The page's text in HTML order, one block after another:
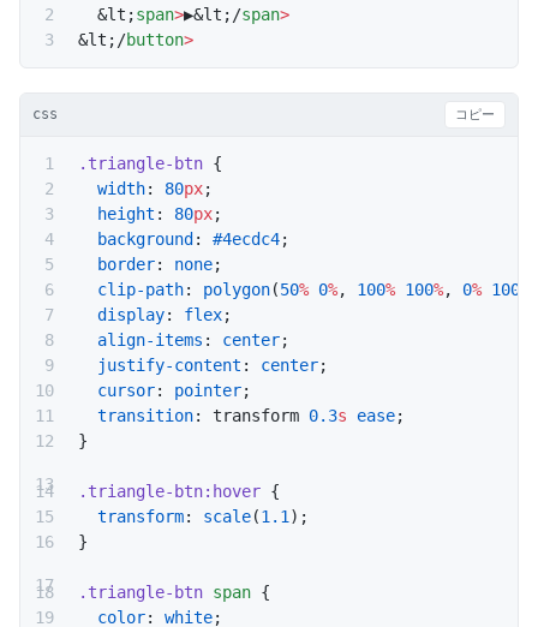
  &lt;
span>▶&lt;/span>
&lt;/button>
css コピー
.triangle-btn {
  width
: 80px;
  height
: 80px;
  background
: #4ecdc4;
  border
: none;
  clip-path
: polygon(50% 0%, 100% 100%, 0% 100
  display
: flex;
  align-items
: center;
  justify-content
: center;
  cursor
: pointer;
  transition
: transform 0.3s ease;
}
.triangle-btn:hover {
  transform
: scale(1.1 );
}
.triangle-btn span {
  color
: white;